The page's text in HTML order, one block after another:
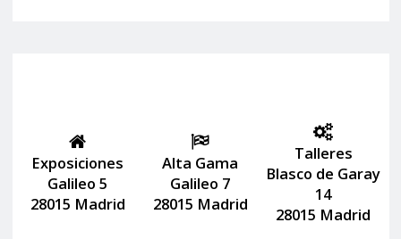
Exposiciones
Galileo 5
28015 Madrid
Alta Gama
Galileo 7
28015 Madrid
Talleres
Blasco de Garay
14
28015 Madrid